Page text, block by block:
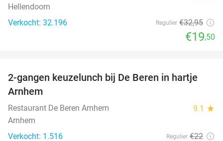
Hellendoorn
Verkocht: 32.196
Regulier €32,95
€19,50
43%
2-gangen keuzelunch bij De Beren in hartje
Arnhem
Restaurant De Beren Arnhem 9.1 star
Arnhem
Verkocht: 1.516
Regulier €22